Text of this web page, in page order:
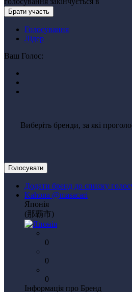
Брати участь
Голосування
Лідер
Ваш Голос:
Виберіть бренди, за які
Голосувати
Додати бренд до списку
Kahona @masacari
Японiя
(那覇市)
0
0
0
Інформація про Бренд